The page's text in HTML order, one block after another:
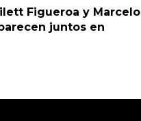
Figueroa y Marcelo
juntos en